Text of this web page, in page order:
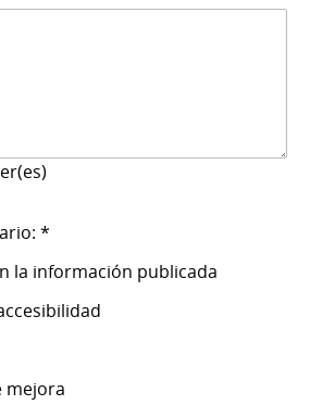
*
la información publicada
mejora